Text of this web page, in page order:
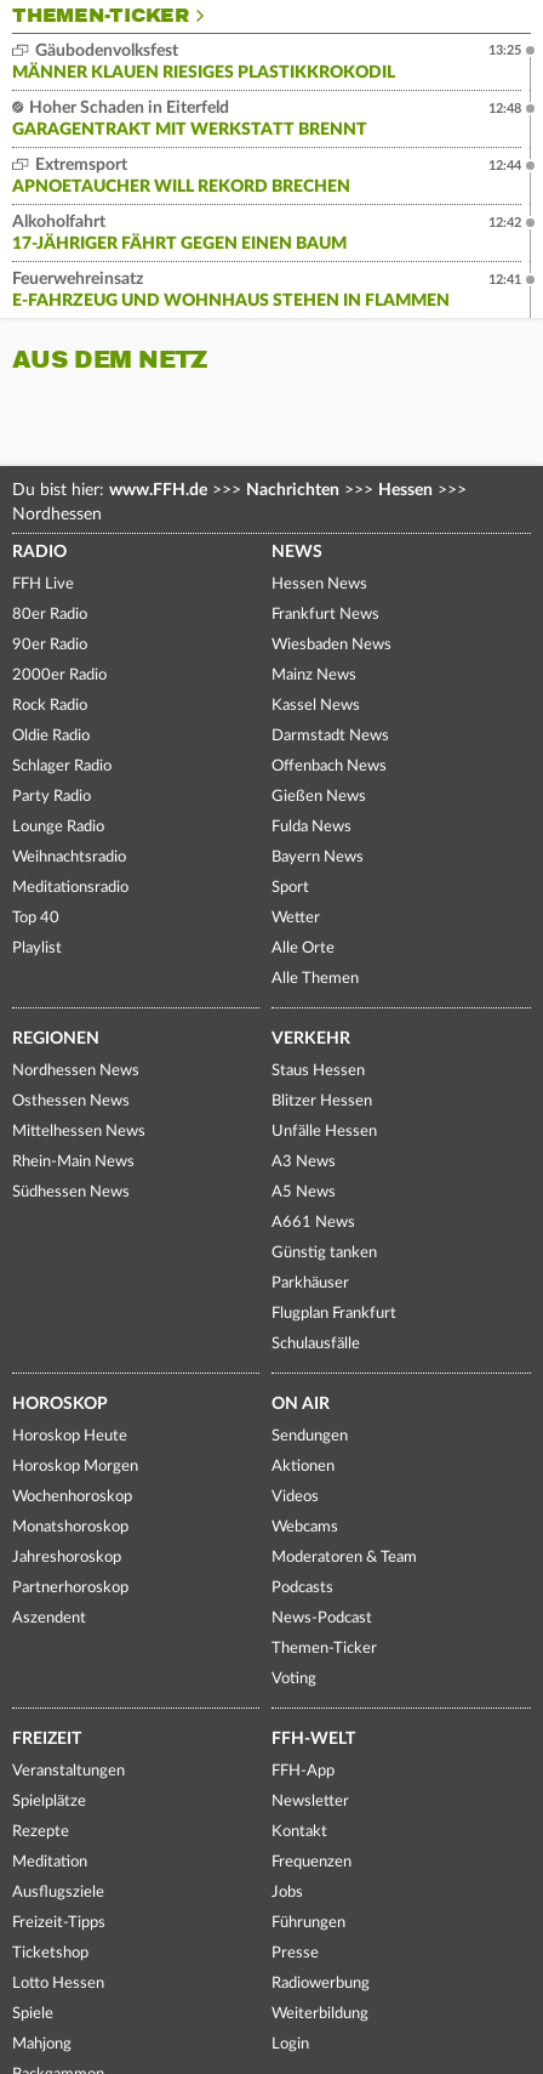
THEMEN-TICKER
Gäubodenvolksfest
MÄNNER KLAUEN RIESIGES PLASTIKKROKODIL
13:25
Hoher Schaden in Eiterfeld
GARAGENTRAKT MIT WERKSTATT BRENNT
12:48
Extremsport
APNOETAUCHER WILL REKORD BRECHEN
12:44
Alkoholfahrt
17-JÄHRIGER FÄHRT GEGEN EINEN BAUM
12:42
Feuerwehreinsatz
E-FAHRZEUG UND WOHNHAUS STEHEN IN FLAMMEN
12:41
AUS DEM NETZ
Du bist hier: www.FFH.de >>> Nachrichten >>> Hessen >>>
Nordhessen
RADIO
FFH Live
80er Radio
90er Radio
2000er Radio
Rock Radio
Oldie Radio
Schlager Radio
Party Radio
Lounge Radio
Weihnachtsradio
Meditationsradio
Top 40
Playlist
NEWS
Hessen News
Frankfurt News
Wiesbaden News
Mainz News
Kassel News
Darmstadt News
Offenbach News
Gießen News
Fulda News
Bayern News
Sport
Wetter
Alle Orte
Alle Themen
REGIONEN
Nordhessen News
Osthessen News
Mittelhessen News
Rhein-Main News
Südhessen News
VERKEHR
Staus Hessen
Blitzer Hessen
Unfälle Hessen
A3 News
A5 News
A661 News
Günstig tanken
Parkhäuser
Flugplan Frankfurt
Schulausfälle
HOROSKOP
Horoskop Heute
Horoskop Morgen
Wochenhoroskop
Monatshoroskop
Jahreshoroskop
Partnerhoroskop
Aszendent
ON AIR
Sendungen
Aktionen
Videos
Webcams
Moderatoren & Team
Podcasts
News-Podcast
Themen-Ticker
Voting
FREIZEIT
Veranstaltungen
Spielplätze
Rezepte
Meditation
Ausflugsziele
Freizeit-Tipps
Ticketshop
Lotto Hessen
Spiele
Mahjong
FFH-WELT
FFH-App
Newsletter
Kontakt
Frequenzen
Jobs
Führungen
Presse
Radiowerbung
Weiterbildung
Login